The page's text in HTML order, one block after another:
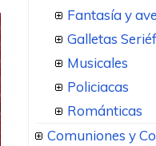
Fantasía y
Galletas
Musicales
Policiacas
Románticas
Comuniones y